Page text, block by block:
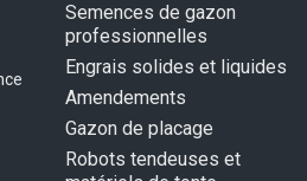
Semences de gazon
professionnelles
Engrais solides et liquides
Amendements
Gazon de placage
Robots tendeuses et